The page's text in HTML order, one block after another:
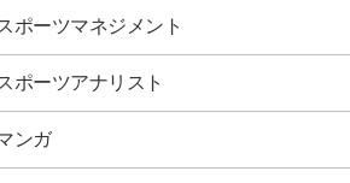
ポーツマネジメント
ポーツアナリスト
ンガ